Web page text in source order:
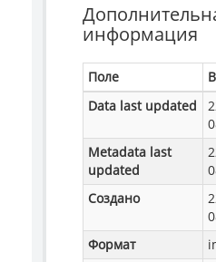
информация
Поле
Data last updated
Metadata last
updated
Создано
Формат